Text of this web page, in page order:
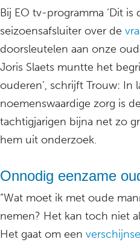
Bij EO tv-programma ‘Dit is
seizoensafsluiter over de
doorsleutelen aan onze
Joris Slaets muntte het
ouderen’, schrijft Trouw: In
noemenswaardige zorg is
tachtigjarigen bijna net zo
hem uit onderzoek.
Onnodig eenzame
“Wat moet ik met oude
nemen? Het kan toch niet
Het gaat om een